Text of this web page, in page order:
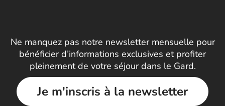
Ne manquez pas notre newsletter mensuelle pour
bénéficier d’informations exclusives et profiter
pleinement de votre séjour dans le Gard.
Je m'inscris à la newsletter